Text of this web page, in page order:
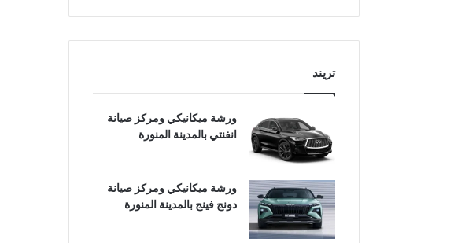
تريند
ورشة ميكانيكي ومركز صيانة
انفنتي بالمدينة المنورة
ورشة ميكانيكي ومركز صيانة
دونج فينج بالمدينة المنورة